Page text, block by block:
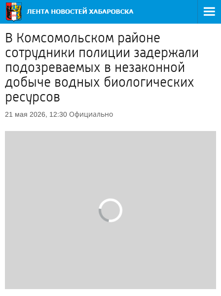
В Комсомольском районе
сотрудники полиции задержали
подозреваемых в незаконной
добыче водных биологических
ресурсов
21 мая 2026, 12:30 Официально